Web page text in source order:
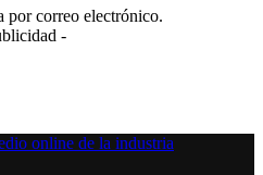
por correo electrónico.
-